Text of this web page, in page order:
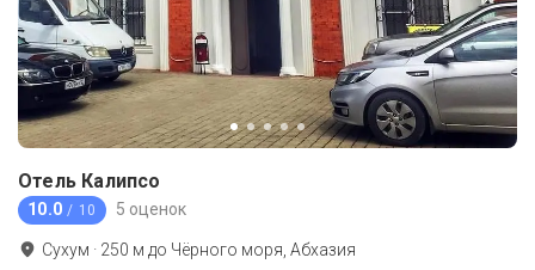
Отель Калипсо
10.0 / 10 5 оценок
Сухум · 250 м до Чёрного моря, Абхазия